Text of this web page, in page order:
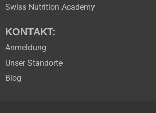
Swiss Nutrition Academy
KONTAKT:
Anmeldung
Unser Standorte
Blog